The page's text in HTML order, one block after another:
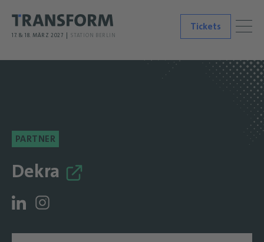
17. & 18. MÄRZ 2027 STATION BERLIN
Tickets
PARTNER
Dekra